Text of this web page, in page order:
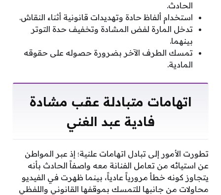
الحادث.
استخدام ألفاظ حادة وتهديدات قانونية أثناء النقاش.
تدخل المارة لفض المشادة وتخفيف حدة التوتر
بينهما.
تمسك الطرف الآخر بضرورة حصوله على حقوقه
المادية.
اتهامات متبادلة عقب مشادة
فادية عبد الغني
تطورت الأمور إلى تبادل اتهامات علنية؛ إذ عبر المواطن
عن استيائه من تعامل الفنانة معه واصفاً الحادث بأنه
يتجاوز كونه خطأ مرورياً عادياً، بينما ظهرت في الفيديو
محاولات من جانبها للتمسك بموقفها القانوني واللفظي